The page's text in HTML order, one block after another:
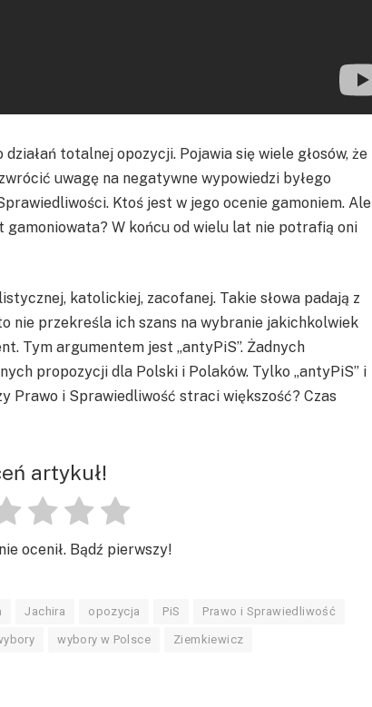
totalnej opozycji. Pojawia się wiele głosów, że
uwagę na negatywne wypowiedzi byłego
Ktoś jest w jego ocenie gamoniem. Ale
W końcu od wielu lat nie potrafią oni
katolickiej, zacofanej. Takie słowa padają z
nie przekreśla ich szans na wybranie jakichkolwiek
Tym argumentem jest „antyPiS”. Żadnych
propozycji dla Polski i Polaków. Tylko „antyPiS” i
Prawo i Sprawiedliwość straci większość? Czas
artykuł!
ocenił. Bądź pierwszy!
Jachira opozycja PiS Prawo i Sprawiedliwość
wybory w Polsce Ziemkiewicz